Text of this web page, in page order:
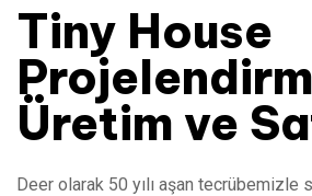
Tiny House
Üretim ve
Deer olarak 50 yılı aşan